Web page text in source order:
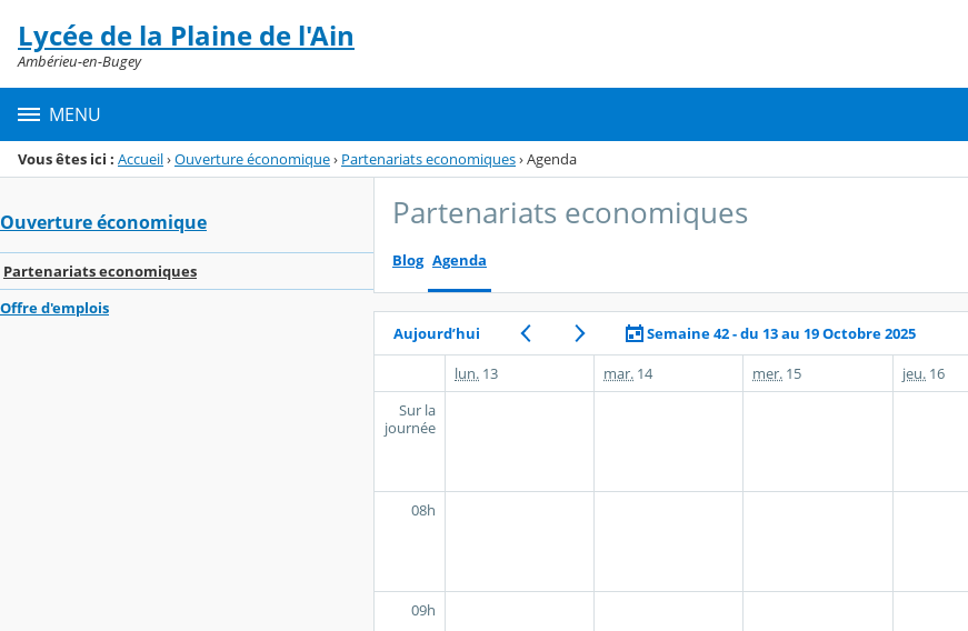
Menu de la rubrique
Contenu
Lycée de la Plaine de l'Ain
Ambérieu-en-Bugey
MENU
Vous êtes ici : Accueil›Ouverture économique› Partenariats economiques›Agenda
Ouverture économique
Partenariats economiques
Offre d'emplois
Partenariats economiques
Blog Agenda
Aujourd’hui Semaine 42 - du 13 au 19 Octobre 2025
lun. 13 mar. 14 mer. 15 jeu. 16
Sur la
journée
08h
09h